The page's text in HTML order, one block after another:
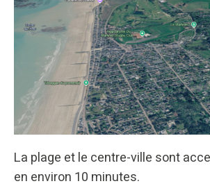
La plage et le centre-ville sont
en environ 10 minutes.